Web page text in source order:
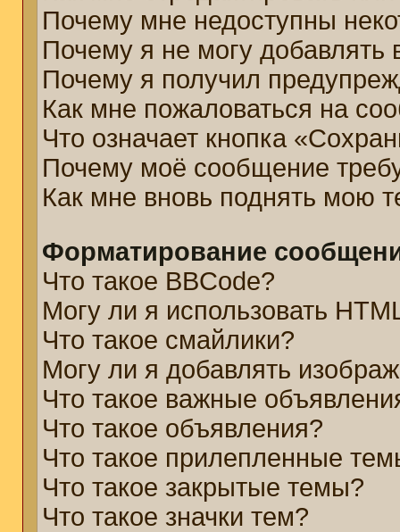
Почему мне недоступны
Почему я не могу добавлять
Почему я получил
Как мне пожаловаться на
Что означает кнопка
Почему моё сообщение
Как мне вновь поднять мою
Форматирование
Что такое BBCode?
Могу ли я использовать
Что такое смайлики?
Могу ли я добавлять
Что такое важные
Что такое объявления?
Что такое прилепленные
Что такое закрытые темы?
Что такое значки тем?